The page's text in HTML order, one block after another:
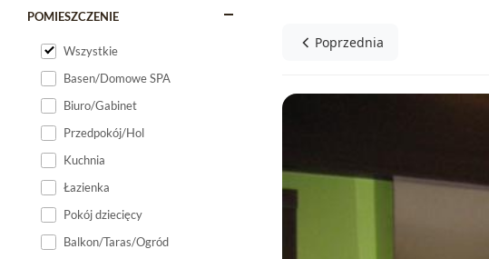
POMIESZCZENIE
Wszystkie
Basen/Domowe SPA
Biuro/Gabinet
Przedpokój/Hol
Kuchnia
Łazienka
Pokój dziecięcy
Balkon/Taras/Ogród
Poprzednia